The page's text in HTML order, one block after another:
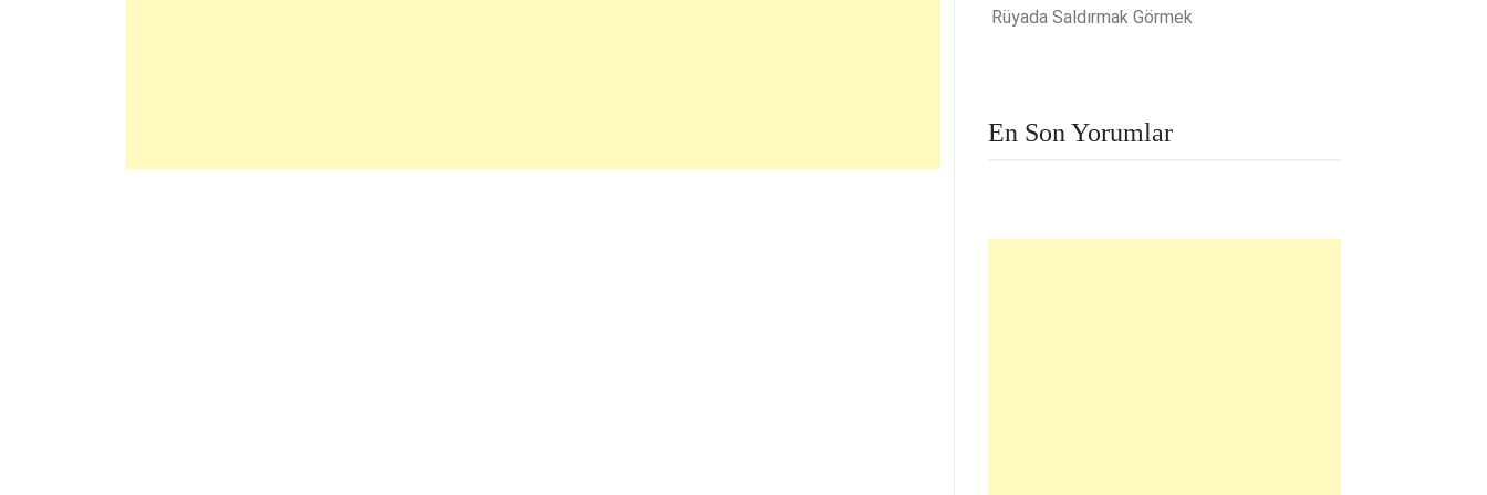
Rüyada Saldırmak Görmek
En Son Yorumlar